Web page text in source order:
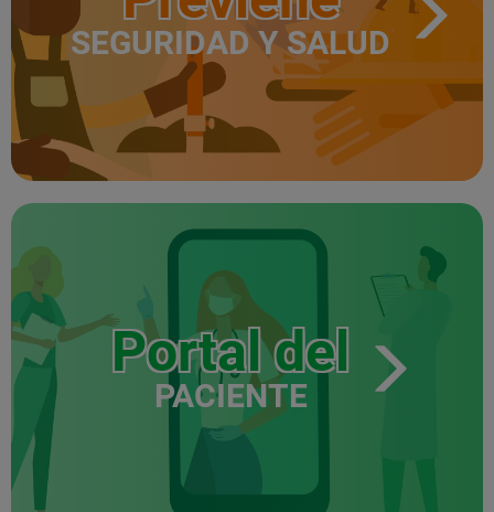
SEGURIDAD Y SALUD
Portal del
PACIENTE